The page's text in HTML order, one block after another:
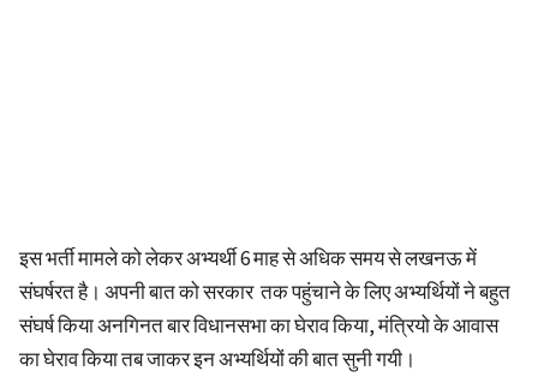
इस भर्ती मामले को लेकर अभ्यर्थी 6 माह से अधिक समय से लखनऊ में
संघर्षरत है। अपनी बात को सरकार तक पहुंचाने के लिए अभ्यर्थियों ने बहुत
संघर्ष किया अनगिनत बार विधानसभा का घेराव किया, मंत्रियो के आवास
का घेराव किया तब जाकर इन अभ्यर्थियों की बात सुनी गयी।